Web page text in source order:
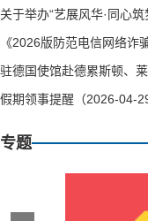
关于举办“艺展风华·同心
《2026版防范电信网络诈
驻德国使馆赴德累斯顿、
假期领事提醒（2026-04-29
专题